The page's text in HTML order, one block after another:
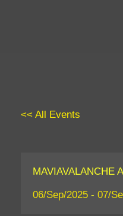
<< All Events
MAVIAVALANCHE
06/Sep/2025 - 07/